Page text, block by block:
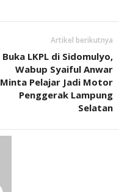
Artikel berikutnya
Buka LKPL di Sidomulyo,
Wabup Syaiful Anwar
Minta Pelajar Jadi Motor
Penggerak Lampung
Selatan